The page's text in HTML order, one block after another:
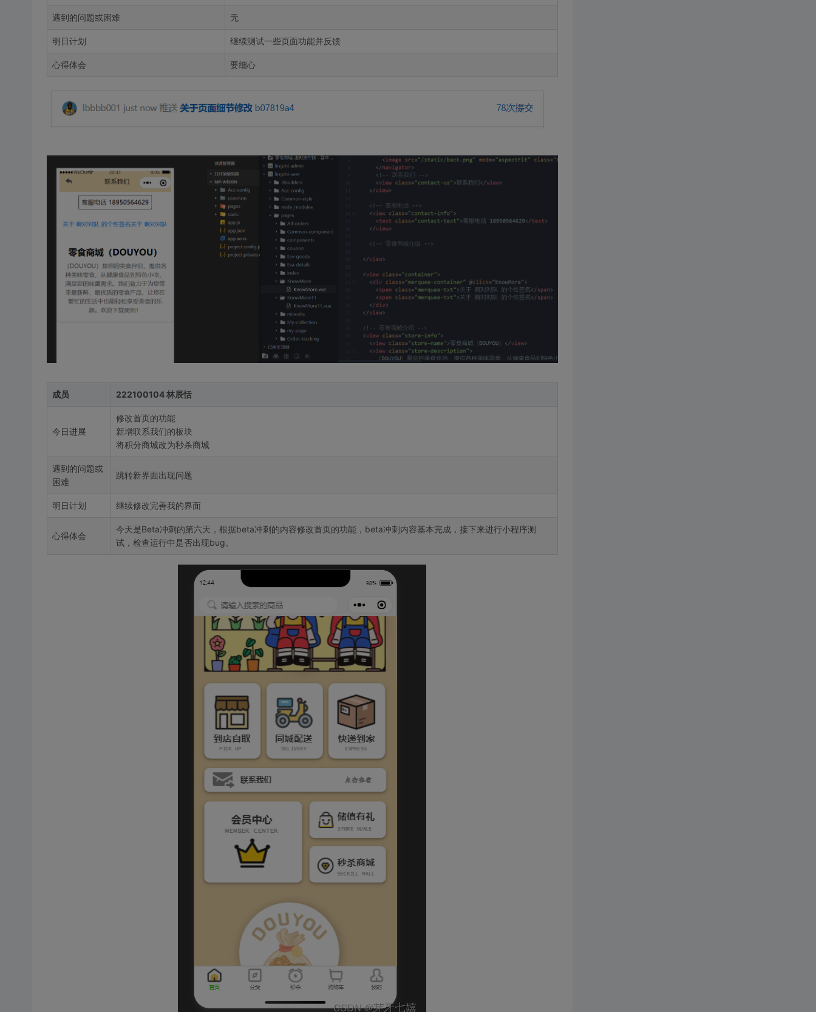
遇到的问题或困难 无
明日计划 继续测试一些页面功能并反馈
心得体会 要细心
成员 222100104 林辰恬
今日进展
修改首页的功能
新增联系我们的板块
将积分商城改为秒杀商城
遇到的问题或
困难
跳转新界面出现问题
明日计划 继续修改完善我的界面
心得体会
今天是Beta冲刺的第六天，根据beta冲刺的内容修改首页的功能，beta冲刺内容基本完成，接下来进行小程序测
试，检查运行中是否出现bug。